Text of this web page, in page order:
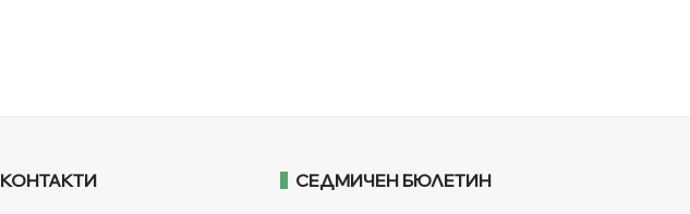
КОНТАКТИ СЕДМИЧЕН БЮЛЕТИН